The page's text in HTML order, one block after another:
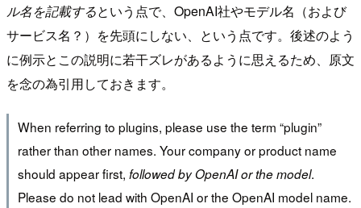
ル名を記載するという点で、OpenAI社やモデル名（および
サービス名？）を先頭にしない、という点です。後述のよう
に例示とこの説明に若干ズレがあるように思えるため、原文
を念の為引用しておきます。
When referring to plugins, please use the term “plugin”
rather than other names. Your company or product name
should appear first, followed by OpenAI or the model.
Please do not lead with OpenAI or the OpenAI model name.